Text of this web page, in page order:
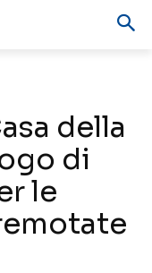
della
di
le